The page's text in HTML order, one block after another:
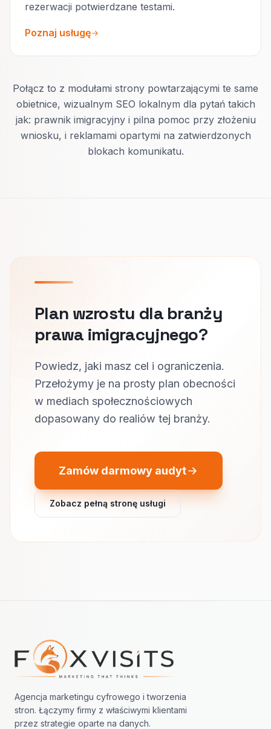
rezerwacji potwierdzane testami.
Poznaj usługę
Połącz to z modułami strony powtarzającymi te same
obietnice, wizualnym SEO lokalnym dla pytań takich
jak: prawnik imigracyjny i pilna pomoc przy złożeniu
wniosku, i reklamami opartymi na zatwierdzonych
blokach komunikatu.
Plan wzrostu dla branży
prawa imigracyjnego?
Powiedz, jaki masz cel i ograniczenia.
Przełożymy je na prosty plan obecności
w mediach społecznościowych
dopasowany do realiów tej branży.
Zamów darmowy audyt
Zobacz pełną stronę usługi
Nawigacja w stopce
Agencja marketingu cyfrowego i tworzenia
stron. Łączymy firmy z właściwymi klientami
przez strategie oparte na danych.